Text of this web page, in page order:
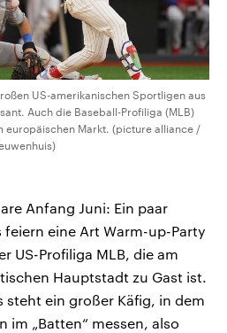
US-amerikanischen Sportligen aus
Auch die Baseball-Profiliga (MLB)
europäischen Markt. (picture alliance /
Anfang Juni: Ein paar
feiern eine Art Warm-up-Party
US-Profiliga MLB, die am
Hauptstadt zu Gast ist.
steht ein großer Käfig, in dem
im „Batten“ messen, also